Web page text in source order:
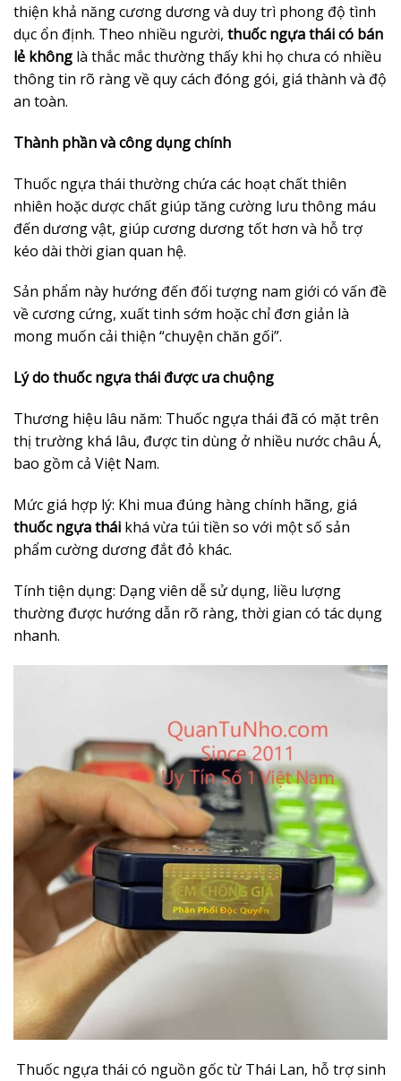
thiện khả năng cương dương và duy trì phong độ tình
dục ổn định. Theo nhiều người, thuốc ngựa thái có bán
lẻ không là thắc mắc thường thấy khi họ chưa có nhiều
thông tin rõ ràng về quy cách đóng gói, giá thành và độ
an toàn.
Thành phần và công dụng chính
Thuốc ngựa thái thường chứa các hoạt chất thiên
nhiên hoặc dược chất giúp tăng cường lưu thông máu
đến dương vật, giúp cương dương tốt hơn và hỗ trợ
kéo dài thời gian quan hệ.
Sản phẩm này hướng đến đối tượng nam giới có vấn đề
về cương cứng, xuất tinh sớm hoặc chỉ đơn giản là
mong muốn cải thiện “chuyện chăn gối”.
Lý do thuốc ngựa thái được ưa chuộng
Thương hiệu lâu năm: Thuốc ngựa thái đã có mặt trên
thị trường khá lâu, được tin dùng ở nhiều nước châu Á,
bao gồm cả Việt Nam.
Mức giá hợp lý: Khi mua đúng hàng chính hãng, giá
thuốc ngựa thái khá vừa túi tiền so với một số sản
phẩm cường dương đắt đỏ khác.
Tính tiện dụng: Dạng viên dễ sử dụng, liều lượng
thường được hướng dẫn rõ ràng, thời gian có tác dụng
nhanh.
Thuốc ngựa thái có nguồn gốc từ Thái Lan, hỗ trợ sinh